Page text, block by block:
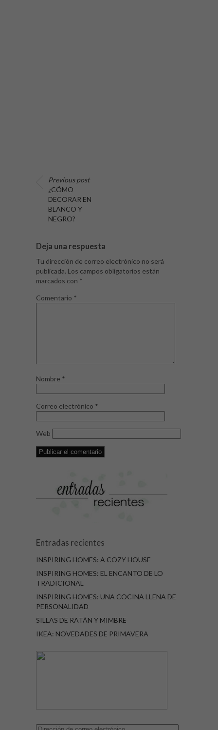
Previous post
¿CÓMO
DECORAR EN
BLANCO Y
NEGRO?
Deja una respuesta
Tu dirección de correo electrónico no será
publicada. Los campos obligatorios están
marcados con *
Comentario *
Nombre *
Correo electrónico *
Web
Entradas recientes
INSPIRING HOMES: A COZY HOUSE
INSPIRING HOMES: EL ENCANTO DE LO
TRADICIONAL
INSPIRING HOMES: UNA COCINA LLENA DE
PERSONALIDAD
SILLAS DE RATÁN Y MIMBRE
IKEA: NOVEDADES DE PRIMAVERA
Dirección